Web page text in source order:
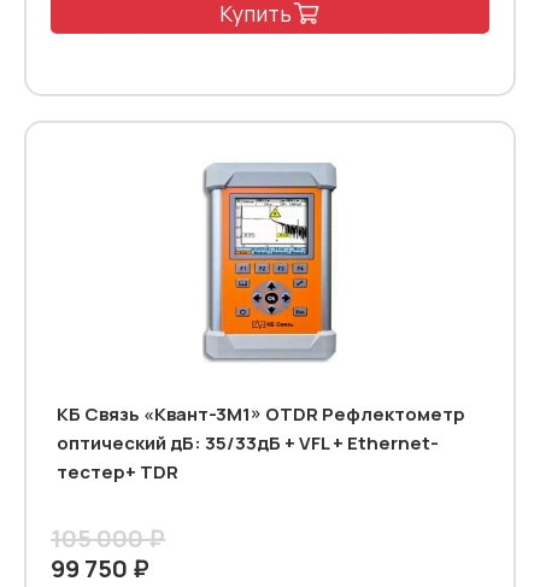
Купить
КБ Связь «Квант-3М1» OTDR Рефлектометр
оптический дБ: 35/33дБ + VFL + Ethernet-
тестер+ TDR
105 000 ₽
99 750 ₽